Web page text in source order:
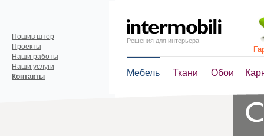
Решения для интерьера
Мебель Ткани Обои
Пошив штор
Проекты
Наши работы
Наши услуги
Контакты